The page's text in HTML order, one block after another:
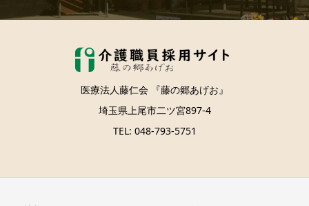
医療法人藤仁会 『藤の郷あげお』
埼玉県上尾市二ツ宮897-4
TEL: 048-793-5751